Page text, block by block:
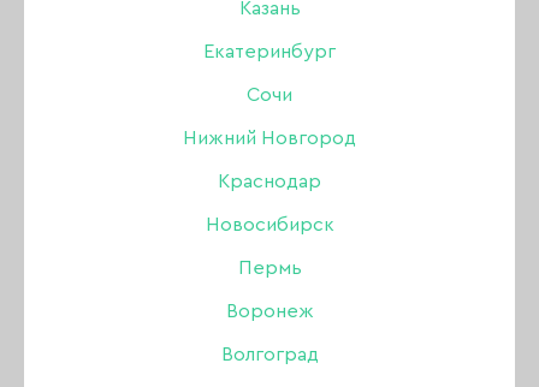
Казань
Екатеринбург
Сочи
Нижний Новгород
Краснодар
Новосибирск
Пермь
Воронеж
Волгоград